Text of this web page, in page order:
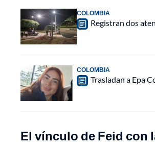
COLOMBIA
Registran dos
COLOMBIA
Trasladan a Epa
El vínculo de Feid con